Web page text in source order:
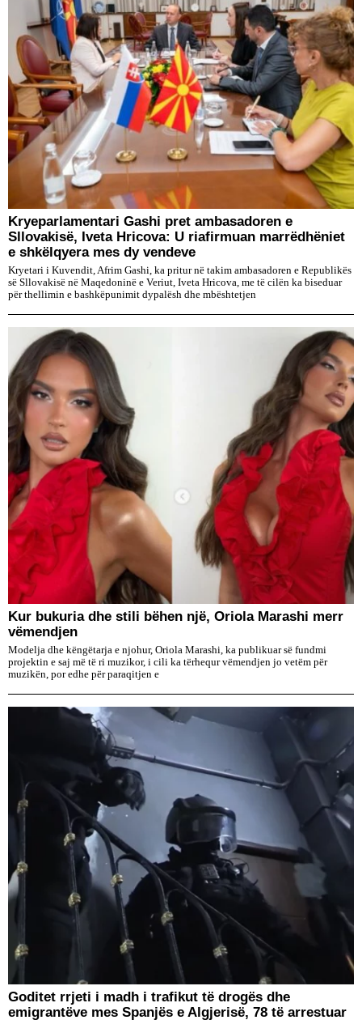
Kryeparlamentari Gashi pret ambasadoren e
Sllovakisë, Iveta Hricova: U riafirmuan marrëdhëniet
e shkëlqyera mes dy vendeve
Kryetari i Kuvendit, Afrim Gashi, ka pritur në takim ambasadoren e Republikës
së Sllovakisë në Maqedoninë e Veriut, Iveta Hricova, me të cilën ka biseduar
për thellimin e bashkëpunimit dypalësh dhe mbështetjen
Kur bukuria dhe stili bëhen një, Oriola Marashi merr
vëmendjen
Modelja dhe këngëtarja e njohur, Oriola Marashi, ka publikuar së fundmi
projektin e saj më të ri muzikor, i cili ka tërhequr vëmendjen jo vetëm për
muzikën, por edhe për paraqitjen e
Goditet rrjeti i madh i trafikut të drogës dhe
emigrantëve mes Spanjës e Algjerisë, 78 të arrestuar